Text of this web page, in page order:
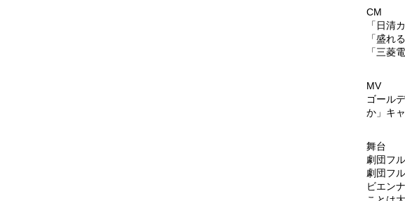
CM
「日清
「盛れ
「三菱
MV
ゴール
か」キ
舞台
劇団フ
劇団フ
ビエン